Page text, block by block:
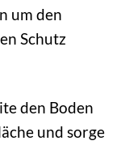
um den
Schutz
den Boden
und sorge